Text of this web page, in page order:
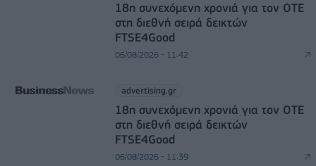
18η συνεχόμενη χρονιά για τον ΟΤΕ
στη διεθνή σειρά δεικτών
FTSE4Good
06/08/2026 - 11:42
advertising.gr
18η συνεχόμενη χρονιά για τον ΟΤΕ
στη διεθνή σειρά δεικτών
FTSE4Good
06/08/2026 - 11:39